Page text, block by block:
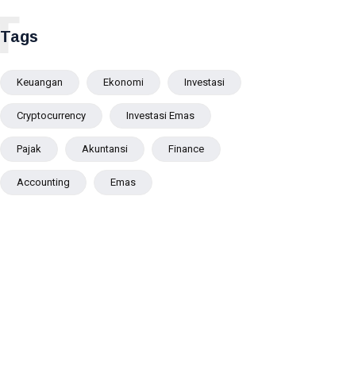
Tags
T
Keuangan Ekonomi Investasi
Cryptocurrency Investasi Emas
Pajak Akuntansi Finance
Accounting Emas